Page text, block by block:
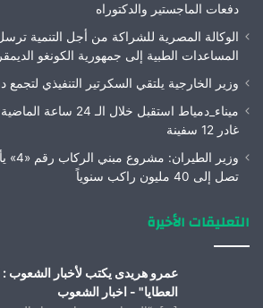
دفعات الماجستير والدكتوراه
الوكالة المصرية للشراكة من أجل التنمية
المساعدات الطبية إلى جمهورية الكونغو
وزير الخارجية يلتقي السكرتير التنفيذي
غادر 12 سفينة
وزير
تصل إلى 40 مليون راكب سنوياً
التعليقات الأخيرة
عمرو هريدى يكتب لأخبار الشعوب :
العطايا" - اخبار الشعوب